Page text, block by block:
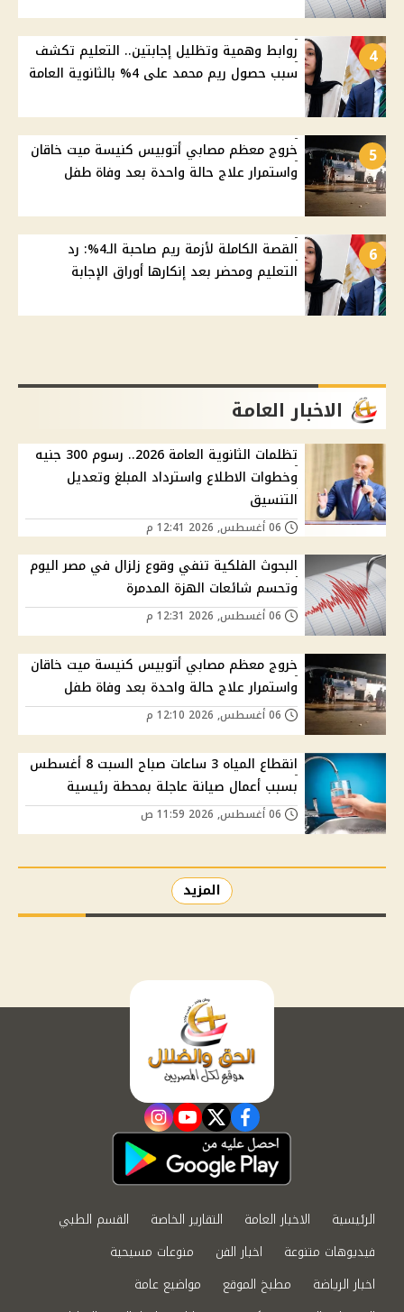
4
روابط وهمية وتظليل إجابتين.. التعليم تكشف
سبب حصول ريم محمد على 4% بالثانوية العامة
5
خروج معظم مصابي أتوبيس كنيسة ميت خاقان
واستمرار علاج حالة واحدة بعد وفاة طفل
6
القصة الكاملة لأزمة ريم صاحبة الـ4%: رد
التعليم ومحضر بعد إنكارها أوراق الإجابة
الاخبار العامة
تظلمات الثانوية العامة 2026.. رسوم 300 جنيه
وخطوات الاطلاع واسترداد المبلغ وتعديل
التنسيق
البحوث الفلكية تنفي وقوع زلزال في مصر اليوم
وتحسم شائعات الهزة المدمرة
خروج معظم مصابي أتوبيس كنيسة ميت خاقان
واستمرار علاج حالة واحدة بعد وفاة طفل
انقطاع المياه 3 ساعات صباح السبت 8 أغسطس
بسبب أعمال صيانة عاجلة بمحطة رئيسية
المزيد
facebook
twitter
youtube
instagram
الرئيسية الاخبار العامة التقارير الخاصة
القسم الطبي
فيديوهات متنوعة
اخبار الفن
منوعات مسيحية
اخبار الرياضة
مطبخ الموقع
مواضيع عامة